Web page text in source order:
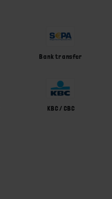
Bank transfer
KBC / CBC